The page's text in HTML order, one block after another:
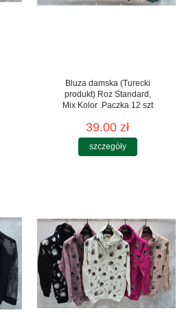
Bluza damska (Turecki
produkt) Roz Standard,
Mix Kolor .Paczka 12 szt
39.00 zł
szczegóły